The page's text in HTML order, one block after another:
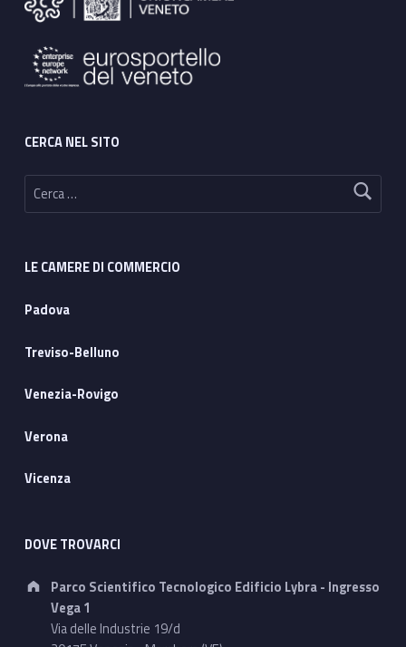
CERCA NEL SITO
Ricerca per:
LE CAMERE DI COMMERCIO
Padova
Treviso-Belluno
Venezia-Rovigo
Verona
Vicenza
DOVE TROVARCI
Address:
Parco Scientifico Tecnologico Edificio Lybra - Ingresso
Vega 1
Via delle Industrie 19/d